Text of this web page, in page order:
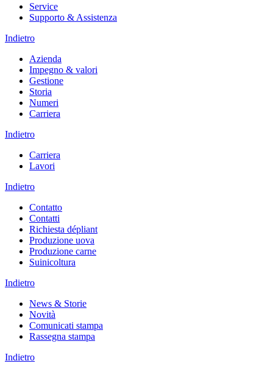
Service
Supporto & Assistenza
Indietro
Azienda
Impegno & valori
Gestione
Storia
Numeri
Carriera
Indietro
Carriera
Lavori
Indietro
Contatto
Contatti
Richiesta dépliant
Produzione uova
Produzione carne
Suinicoltura
Indietro
News & Storie
Novità
Comunicati stampa
Rassegna stampa
Indietro